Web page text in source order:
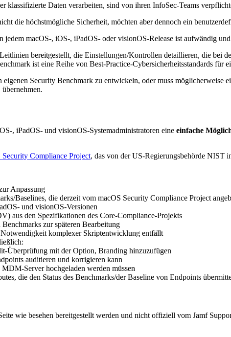
klassifizierte Daten verarbeiten, sind von ihren InfoSec-Teams
die höchstmögliche Sicherheit, möchten aber dennoch ein
macOS-, iOS-, iPadOS- oder visionOS-Release ist aufwändig
bereitgestellt, die Einstellungen/Kontrollen detaillieren, die
ist eine Reihe von Best-Practice-Cybersicherheitsstandards für
Security Benchmark zu entwickeln, oder muss
, iPadOS- und visionOS-Systemadministratoren eine einfache
Security Compliance Project, das von der US-Regierungsbehörde NIST
Anpassung
Baselines, die derzeit vom macOS Security Compliance Project
und visionOS-Versionen
aus den Spezifikationen des Core-Compliance-Projekts
zur späteren Bearbeitung
komplexer Skriptentwicklung entfällt
Überprüfung mit der Option, Branding hinzuzufügen
auditieren und korrigieren kann
Server hochgeladen werden müssen
die den Status des Benchmarks/der Baseline von Endpoints
wie besehen bereitgestellt werden und nicht offiziell vom Jamf